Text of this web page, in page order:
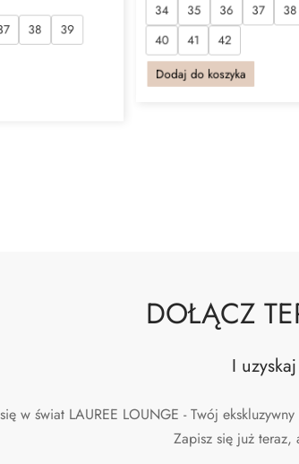
38
39
34 35 36 37 38
40
41
42
Dodaj do koszyka
DOŁĄCZ
I
w świat LAUREE LOUNGE - Twój
Zapisz się już teraz,